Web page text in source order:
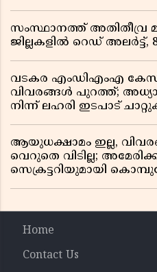
സംസ്ഥാനത്ത് അതിതീവ്ര മഴ
ജില്ലകളിൽ റെഡ് അലർട്ട്,
വടകര എംഡിഎംഎ
വിവരങ്ങൾ പുറത്ത്;
നിന്ന് ലഹരി ഇടപാട്
ആയുധക്ഷാമം ഇല്ല,
വെറുതെ വിടില്ല;
സെക്രട്ടറിയുമായി
Home
Contact Us